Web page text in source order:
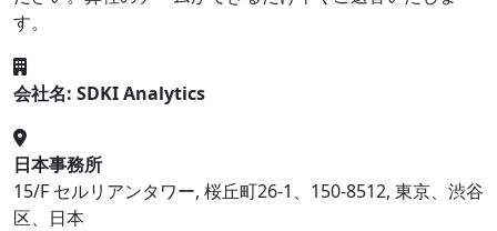
す。
会社名: SDKI Analytics
日本事務所
15/F セルリアンタワー, 桜丘町26-1、150-8512, 東京、渋谷
区、日本